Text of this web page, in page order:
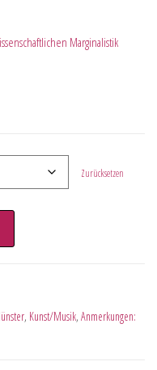
Marginalistik
Zurücksetzen
, Kunst/Musik, Anmerkungen: